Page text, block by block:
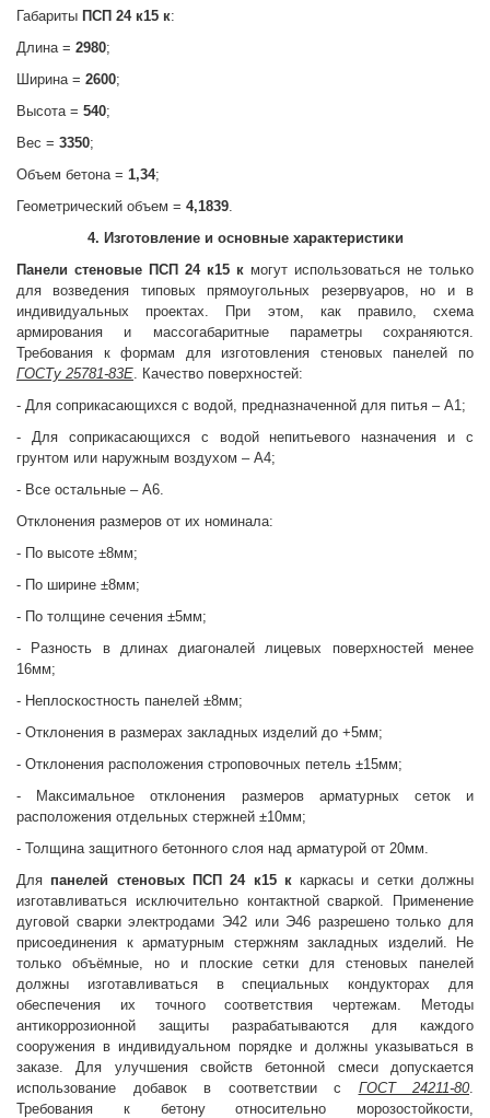
Габариты ПСП 24 к15 к:
Длина = 2980;
Ширина = 2600;
Высота = 540;
Вес = 3350;
Объем бетона = 1,34;
Геометрический объем = 4,1839.
4. Изготовление и основные характеристики
Панели стеновые ПСП 24 к15 к могут использоваться не только
для возведения типовых прямоугольных резервуаров, но и в
индивидуальных проектах. При этом, как правило, схема
армирования и массогабаритные параметры сохраняются.
Требования к формам для изготовления стеновых панелей по
ГОСТу 25781-83Е. Качество поверхностей:
- Для соприкасающихся с водой, предназначенной для питья – А1;
- Для соприкасающихся с водой непитьевого назначения и с
грунтом или наружным воздухом – А4;
- Все остальные – А6.
Отклонения размеров от их номинала:
- По высоте ±8мм;
- По ширине ±8мм;
- По толщине сечения ±5мм;
- Разность в длинах диагоналей лицевых поверхностей менее
16мм;
- Неплоскостность панелей ±8мм;
- Отклонения в размерах закладных изделий до +5мм;
- Отклонения расположения строповочных петель ±15мм;
- Максимальное отклонения размеров арматурных сеток и
расположения отдельных стержней ±10мм;
- Толщина защитного бетонного слоя над арматурой от 20мм.
Для панелей стеновых ПСП 24 к15 ккаркасы и сетки должны
изготавливаться исключительно контактной сваркой. Применение
дуговой сварки электродами Э42 или Э46 разрешено только для
присоединения к арматурным стержням закладных изделий. Не
только объёмные, но и плоские сетки для стеновых панелей
должны изготавливаться в специальных кондукторах для
обеспечения их точного соответствия чертежам. Методы
антикоррозионной защиты разрабатываются для каждого
сооружения в индивидуальном порядке и должны указываться в
заказе. Для улучшения свойств бетонной смеси допускается
использование добавок в соответствии с ГОСТ 24211-80.
Требования к бетону относительно морозостойкости,